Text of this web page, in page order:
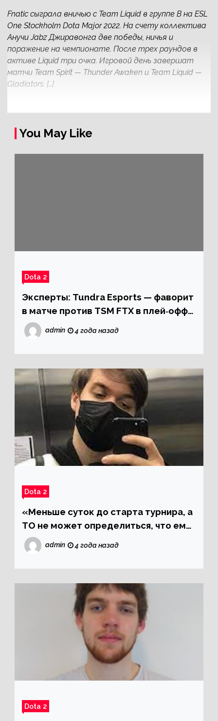
Fnatic сыграла вничью с Team Liquid в группе В на ESL
One Stockholm Dota Major 2022. На счету коллектива
Анучи Jabz Джиравонга две победы, ничья и
поражение на чемпионате. После трех раундов в
активе Liquid три очка. Игровой день завершат
матчи Team Spirit — Thunder Awaken и Team Liquid —
Gladiators. […]
You May Like
Dota 2
Эксперты: Tundra Esports — фаворит
в матче против TSM FTX в плей‑офф
ESL One Stockholm Dota Major 2022
admin 4 года назад
Dota 2
«Меньше суток до старта турнира, а
ТО не может определиться, что ему
делать». Монолог менеджера CIS
Reject о ситуации со слотом на
мейджор
admin 4 года назад
Dota 2